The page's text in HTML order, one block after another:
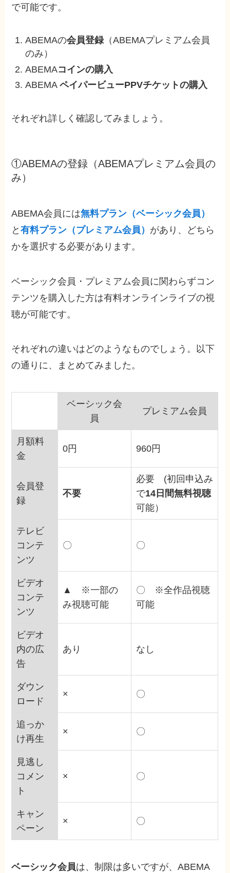
で可能です。
ABEMAの会員登録（ABEMAプレミアム会員
のみ）
ABEMAコインの購入
ABEMAペイパービューPPVチケットの購入
それぞれ詳しく確認してみましょう。
①ABEMAの登録（ABEMAプレミアム会員の
み）
ABEMA会員には無料プラン（ベーシック会員）
と有料プラン（プレミアム会員） があり、どちら
かを選択する必要があります。
ベーシック会員・プレミアム会員に関わらずコン
テンツを購入した方は有料オンラインライブの視
聴が可能です。
それぞれの違いはどのようなものでしょう。以下
の通りに、まとめてみました。
ベーシック会
員
プレミアム会員
月額料
金
0円 960円
会員登
録
不要
必要 (初回申込み
で14日間無料視聴
可能）
テレビ
コンテ
ンツ
〇 〇
ビデオ
コンテ
ンツ
▲ ※一部の
み視聴可能
〇 ※全作品視聴
可能
ビデオ
内の広
告
あり なし
ダウン
ロード
× 〇
追っか
け再生
× 〇
見逃し
コメン
ト
× 〇
キャン
ペーン
× 〇
ベーシック会員は、制限は多いですが、ABEMA